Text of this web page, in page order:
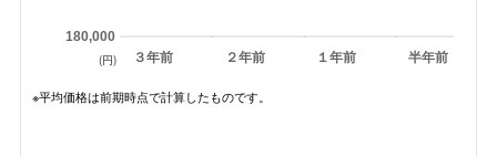
３年前 ２年前 １年前 半年前
180,000
(円)
※平均価格は前期時点で計算したものです。